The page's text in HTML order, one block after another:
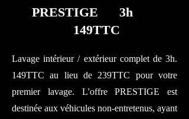
PRESTIGE 3h
149TTC
Lavage intérieur / extérieur complet de 3h.
149TTC au lieu de 239TTC pour votre
premier lavage. L'offre PRESTIGE est
destinée aux véhicules non-entretenus, ayant